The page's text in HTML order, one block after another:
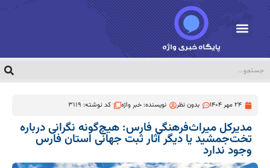
24 مهر 1404 بدون نظر نویسنده:خبر واژه کد نوشته: 3119
مدیرکل میراث‌فرهنگی فارس: هیچ‌گونه نگرانی درباره
تخت‌جمشید یا دیگر آثار ثبت جهانی استان فارس
وجود ندارد